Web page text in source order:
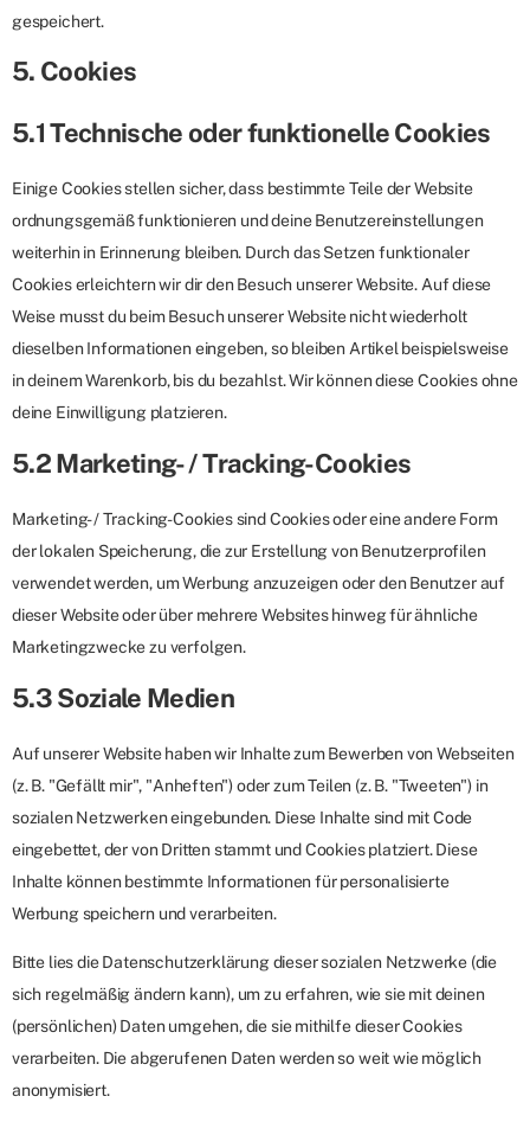
gespeichert.
5. Cookies
5.1 Technische oder funktionelle Cookies
Einige Cookies stellen sicher, dass bestimmte Teile der Website
ordnungsgemäß funktionieren und deine Benutzereinstellungen
weiterhin in Erinnerung bleiben. Durch das Setzen funktionaler
Cookies erleichtern wir dir den Besuch unserer Website. Auf diese
Weise musst du beim Besuch unserer Website nicht wiederholt
dieselben Informationen eingeben, so bleiben Artikel beispielsweise
in deinem Warenkorb, bis du bezahlst. Wir können diese Cookies ohne
deine Einwilligung platzieren.
5.2 Marketing- / Tracking-Cookies
Marketing- / Tracking-Cookies sind Cookies oder eine andere Form
der lokalen Speicherung, die zur Erstellung von Benutzerprofilen
verwendet werden, um Werbung anzuzeigen oder den Benutzer auf
dieser Website oder über mehrere Websites hinweg für ähnliche
Marketingzwecke zu verfolgen.
5.3 Soziale Medien
Auf unserer Website haben wir Inhalte zum Bewerben von Webseiten
(z. B. "Gefällt mir", "Anheften") oder zum Teilen (z. B. "Tweeten") in
sozialen Netzwerken eingebunden. Diese Inhalte sind mit Code
eingebettet, der von Dritten stammt und Cookies platziert. Diese
Inhalte können bestimmte Informationen für personalisierte
Werbung speichern und verarbeiten.
Bitte lies die Datenschutzerklärung dieser sozialen Netzwerke (die
sich regelmäßig ändern kann), um zu erfahren, wie sie mit deinen
(persönlichen) Daten umgehen, die sie mithilfe dieser Cookies
verarbeiten. Die abgerufenen Daten werden so weit wie möglich
anonymisiert.